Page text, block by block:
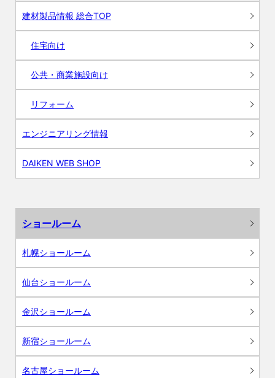
建材製品情報 総合TOP
住宅向け
公共・商業施設向け
リフォーム
エンジニアリング情報
DAIKEN WEB SHOP
ショールーム
札幌ショールーム
仙台ショールーム
金沢ショールーム
新宿ショールーム
名古屋ショールーム